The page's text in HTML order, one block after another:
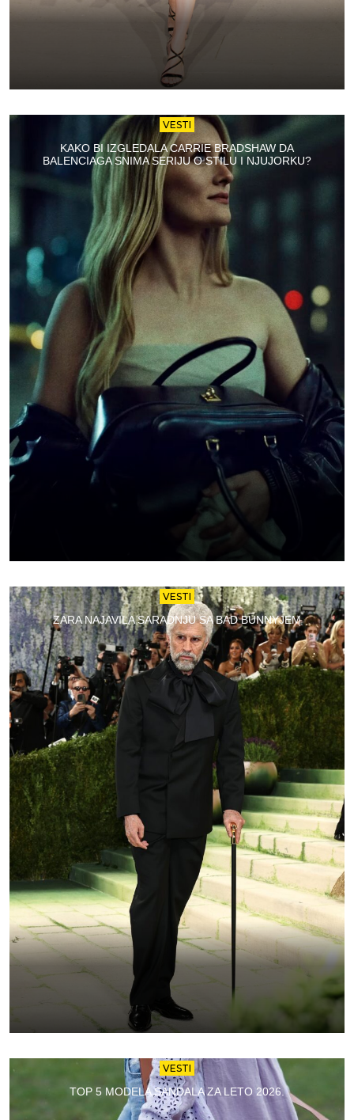
VESTI
KAKO BI IZGLEDALA CARRIE BRADSHAW DA
BALENCIAGA SNIMA SERIJU O STILU I NJUJORKU?
VESTI
ZARA NAJAVILA SARADNJU SA BAD BUNNYJEM
VESTI
TOP 5 MODELA SANDALA ZA LETO 2026.